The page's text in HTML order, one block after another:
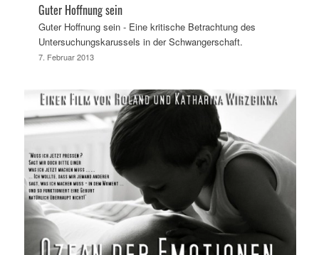
Guter Hoffnung sein
Guter Hoffnung sein - Eine kritische Betrachtung des
Untersuchungskarussels in der Schwangerschaft.
7. Februar 2013